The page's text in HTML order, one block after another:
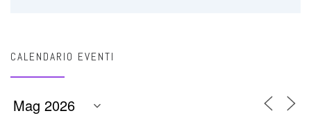
CALENDARIO EVENTI